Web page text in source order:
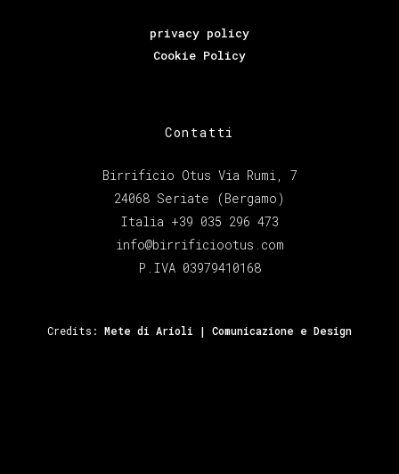
privacy policy
Cookie Policy
Contatti
Birrificio Otus Via Rumi, 7
24068 Seriate (Bergamo)
Italia +39 035 296 473
info@birrificiootus.com
P.IVA 03979410168
Credits: Mete di Arioli | Comunicazione e Design